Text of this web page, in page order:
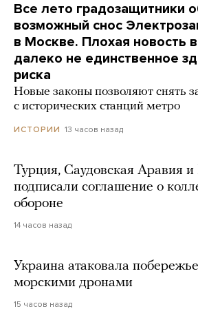
Все лето градозащитники
возможный снос
в Москве. Плохая новость
далеко не единственное
риска
Новые законы позволяют снять
с исторических станций метро
ИСТОРИИ 13 часов назад
Турция, Саудовская Аравия и
подписали соглашение о
обороне
14 часов назад
Украина атаковала
морскими дронами
15 часов назад